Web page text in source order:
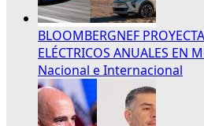
BLOOMBERGNEF
ELÉCTRICOS ANUALES EN
Nacional e Internacional